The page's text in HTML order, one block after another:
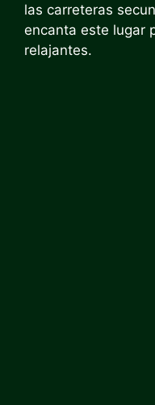
las carreteras
encanta este lugar
relajantes.